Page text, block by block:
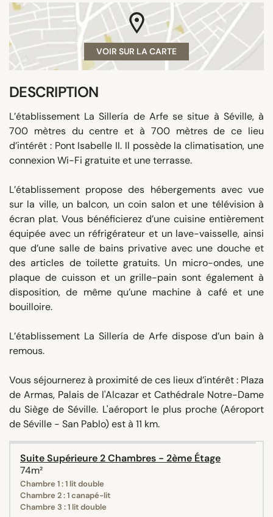
VOIR SUR LA CARTE
DESCRIPTION
L’établissement La Sillería de Arfe se situe à Séville, à
700 mètres du centre et à 700 mètres de ce lieu
d’intérêt : Pont Isabelle II. Il possède la climatisation, une
connexion Wi-Fi gratuite et une terrasse.
L’établissement propose des hébergements avec vue
sur la ville, un balcon, un coin salon et une télévision à
écran plat. Vous bénéficierez d’une cuisine entièrement
équipée avec un réfrigérateur et un lave-vaisselle, ainsi
que d’une salle de bains privative avec une douche et
des articles de toilette gratuits. Un micro-ondes, une
plaque de cuisson et un grille-pain sont également à
disposition, de même qu’une machine à café et une
bouilloire.
L’établissement La Sillería de Arfe dispose d’un bain à
remous.
Vous séjournerez à proximité de ces lieux d’intérêt : Plaza
de Armas, Palais de l'Alcazar et Cathédrale Notre-Dame
du Siège de Séville. L'aéroport le plus proche (Aéroport
de Séville - San Pablo) est à 11 km.
Suite Supérieure 2 Chambres - 2ème Étage
74m²
Chambre 1 : 1 lit double
Chambre 2 : 1 canapé-lit
Chambre 3 : 1 lit double